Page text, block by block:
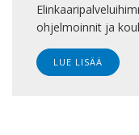
ohjelmoinnit ja
LUE LISÄÄ